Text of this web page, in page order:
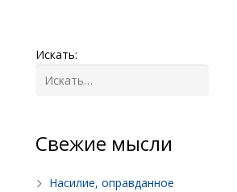
Искать:
Cвежие мысли
Насилие, оправданное